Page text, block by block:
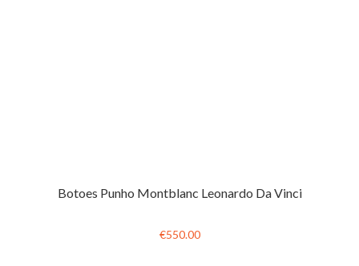
Botoes Punho Montblanc Leonardo Da Vinci
€550.00